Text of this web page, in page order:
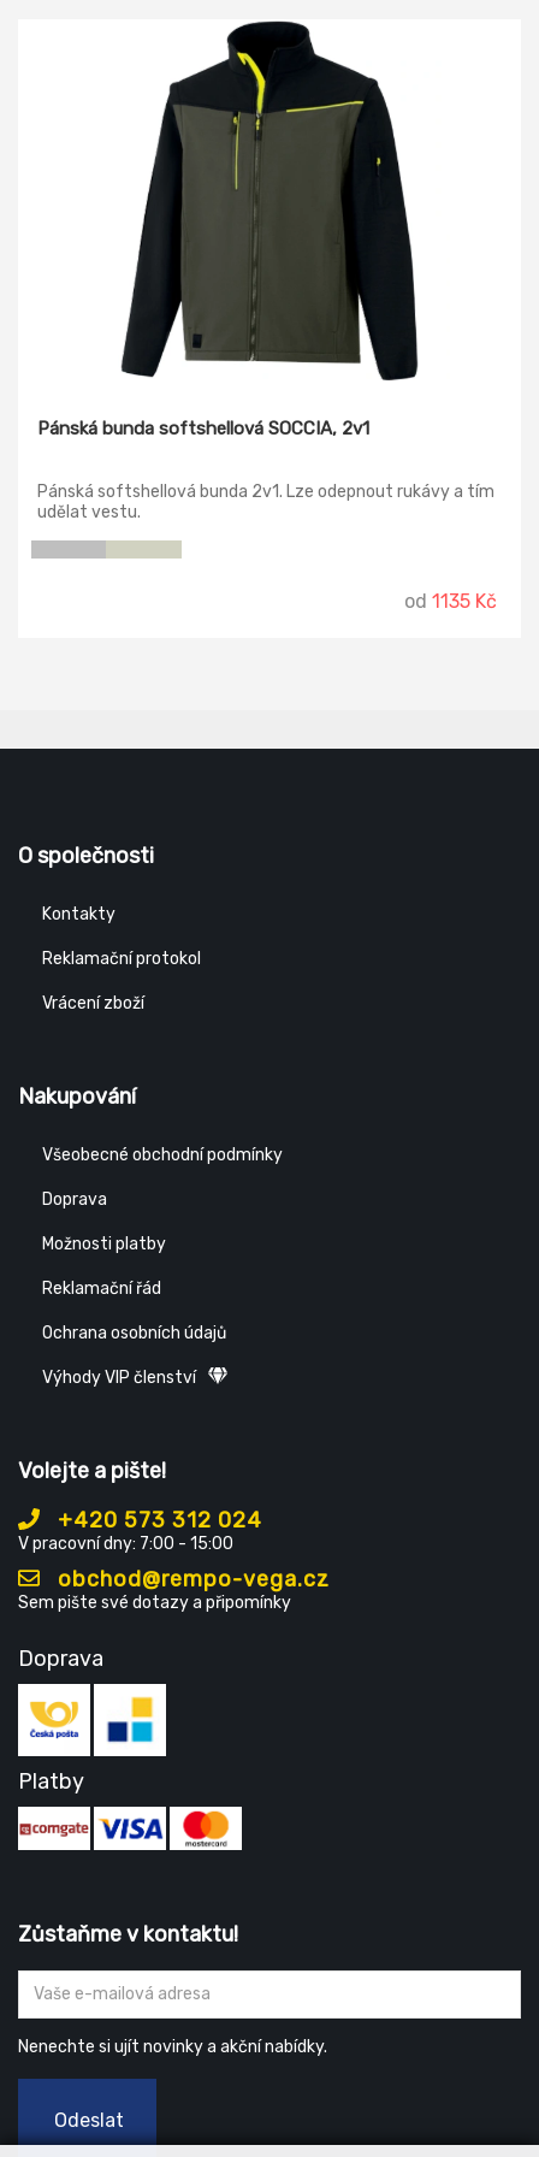
dešti zajišťují podlepené švy a také voděodolný zip
zakončený krytkou brady. V zadní části bundy je praktické
odvětrávání, které oceníte zejména při zvýšené fyzické
aktivitě. Lemy rukávů se dají stáhnout pomocí suchého zipu
a v dolním okraji je po stranách pruženka. Pro lepší
viditelnost jsou na bundě také reflexní prvky.
Pánská bunda softshellová SOCCIA, 2v1
Pánská softshellová bunda 2v1. Lze odepnout rukávy a tím
udělat vestu.
od 1135 Kč
O společnosti
Kontakty
Reklamační protokol
Vrácení zboží
Nakupování
Všeobecné obchodní podmínky
Doprava
Možnosti platby
Reklamační řád
Ochrana osobních údajů
Výhody VIP členství
Volejte a pište!
+420 573 312 024
V pracovní dny: 7:00 - 15:00
obchod@rempo-vega.cz
Sem pište své dotazy a připomínky
Doprava
Platby
Zůstaňme v kontaktu!
Nenechte si ujít novinky a akční nabídky.
Odeslat